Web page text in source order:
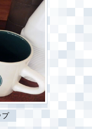
プ